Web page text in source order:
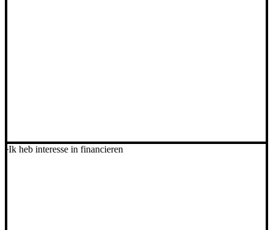
Ik heb interesse in financieren